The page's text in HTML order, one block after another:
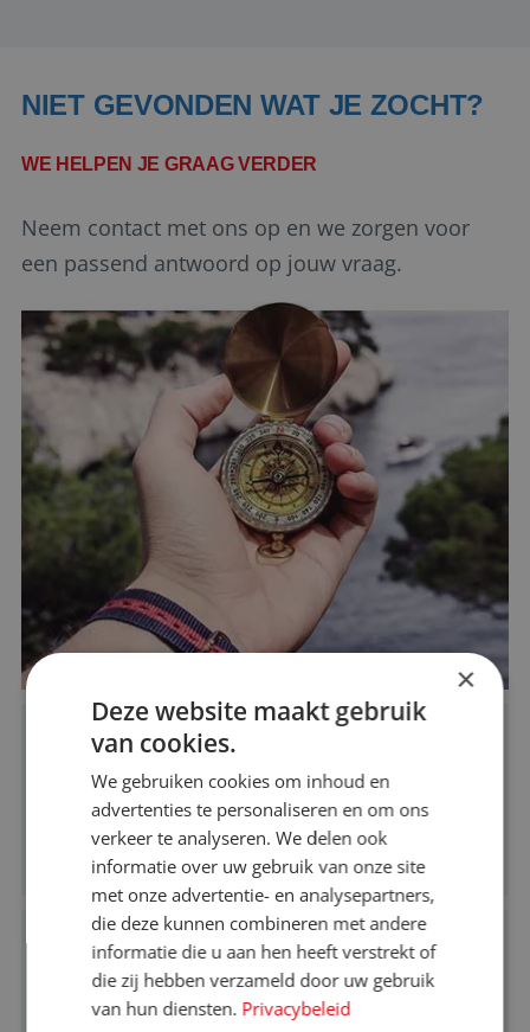
NIET GEVONDEN WAT JE ZOCHT?
WE HELPEN JE GRAAG VERDER
Neem contact met ons op en we zorgen voor
een passend antwoord op jouw vraag.
VEELGESTELDE
VRAGEN
ZOEKEN OP
REISWERK.NL
×
Deze website maakt gebruik
van cookies.
We gebruiken cookies om inhoud en
advertenties te personaliseren en om ons
verkeer te analyseren. We delen ook
informatie over uw gebruik van onze site
met onze advertentie- en analysepartners,
die deze kunnen combineren met andere
informatie die u aan hen heeft verstrekt of
die zij hebben verzameld door uw gebruik
van hun diensten. Privacybeleid